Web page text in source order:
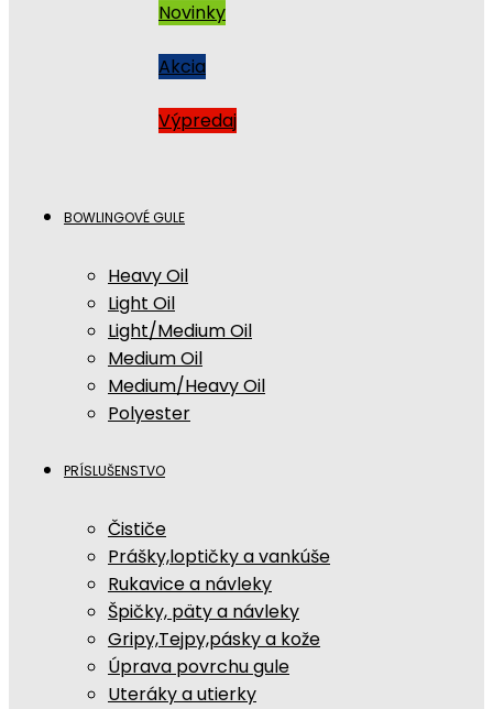
Novinky
Akcia
Výpredaj
BOWLINGOVÉ GULE
Heavy Oil
Light Oil
Light/Medium Oil
Medium Oil
Medium/Heavy Oil
Polyester
PRÍSLUŠENSTVO
Čističe
Prášky,loptičky a vankúše
Rukavice a návleky
Špičky, päty a návleky
Gripy,Tejpy,pásky a kože
Úprava povrchu gule
Uteráky a utierky